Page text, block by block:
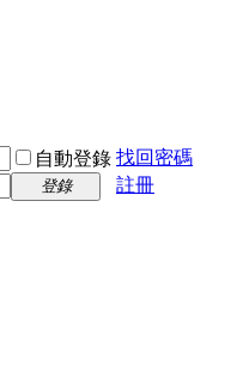
自動登錄 找回密碼
登錄
註冊